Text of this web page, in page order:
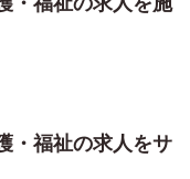
・福祉の求人をサ